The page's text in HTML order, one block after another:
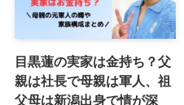
目黒蓮の実家は金持ち？父
親は社長で母親は軍人、祖
父母は新潟出身で情が深